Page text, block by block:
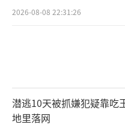
2026-08-08 22:31:26
潜逃10天被抓嫌犯疑靠吃
地里落网